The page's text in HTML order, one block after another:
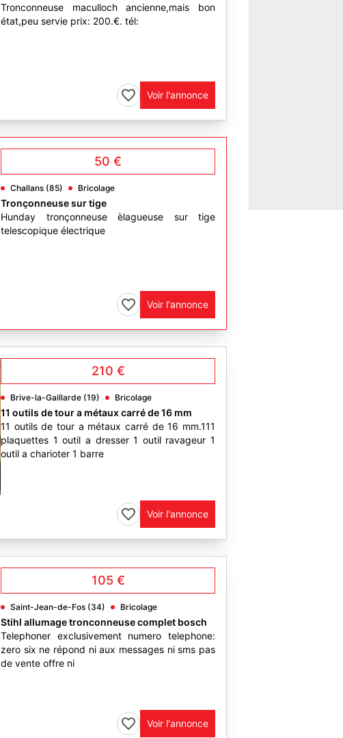
Tronconneuse maculloch ancienne,mais bon
état,peu servie prix: 200.€. tél:
Voir l'annonce
50 €
Challans (85) Bricolage
Tronçonneuse sur tige
Hunday tronçonneuse èlagueuse sur tige
telescopique électrique
Voir l'annonce
210 €
Brive-la-Gaillarde (19) Bricolage
11 outils de tour a métaux carré de 16 mm
11 outils de tour a métaux carré de 16 mm.111
plaquettes 1 outil a dresser 1 outil ravageur 1
outil a charioter 1 barre
Voir l'annonce
105 €
Saint-Jean-de-Fos (34) Bricolage
Stihl allumage tronconneuse complet bosch
Telephoner exclusivement numero telephone:
zero six ne répond ni aux messages ni sms pas
de vente offre ni
Voir l'annonce